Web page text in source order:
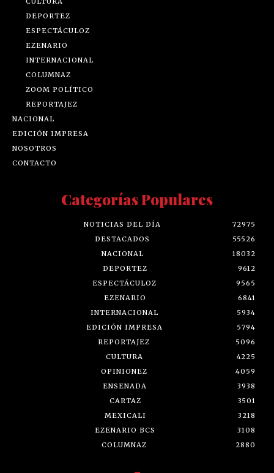
DEPORTEZ
ESPECTÁCULOZ
EZENARIO
INTERNACIONAL
COLUMNAZ
ZOOM POLÍTICO
REPORTAJEZ
NACIONAL
EDICIÓN IMPRESA
NOSOTROS
CONTACTO
Categorías Populares
NOTICIAS DEL DÍA
72975
DESTACADOS
55526
NACIONAL
18032
DEPORTEZ
9612
ESPECTÁCULOZ
9565
EZENARIO
6841
INTERNACIONAL
5934
EDICIÓN IMPRESA
5794
REPORTAJEZ
5096
CULTURA
4225
OPINIONEZ
4059
ENSENADA
3938
CARTAZ
3501
MEXICALI
3218
EZENARIO BCS
3108
COLUMNAZ
2880